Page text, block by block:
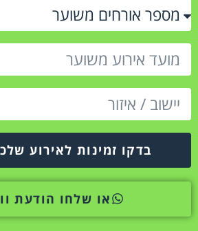
בדקו זמינות לאירוע
או שלחו הודעת